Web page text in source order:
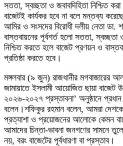
সততা, স্বচ্ছতা ও জবাবদিহিতা নিশ্চিত
বাজেটই কার্যকর হবে না বলে মন্তব্য
আমির ও সংসদের বিরোধী দলীয় নেতা ডা.
বাস্তবায়নের পূর্বশর্ত হলো সততা,
নিশ্চিত করতে হলে বাজেট প্রণয়ন ও
প্রতিষ্ঠা করতে হবে।
মঙ্গলবার (৯ জুন) রাজধানীর মগবাজারের
জামায়াতে ইসলামী আয়োজিত ছায়া বাজেট
২০২৬-২০২৭ প্রস্তাবনা’ অনুষ্ঠানে
বলেন।শফিকুর রহমান বলেন, আমরা
প্রত্যাশা ও প্রয়োজনের আলোকে কেমন
আমাদের চিন্তা-ভাবনা জনগণের সামনে
নয়, বরং বাজেটের পূর্বধারণা বা প্রস্তাব।